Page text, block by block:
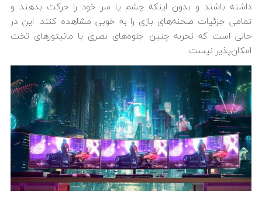
داشته باشند و بدون اینکه چشم یا سر خود را حرکت بدهند و
تمامی جزئیات صحنه‌های بازی را به خوبی مشاهده کنند. این در
حالی است که تجربه چنین جلوه‌های بصری با مانیتورهای تخت
امکان‌پذیر نیست.